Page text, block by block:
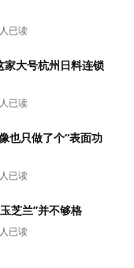
已读
家大号杭州日料连锁
已读
也只做了个“表面功
已读
芝兰”并不够格
已读